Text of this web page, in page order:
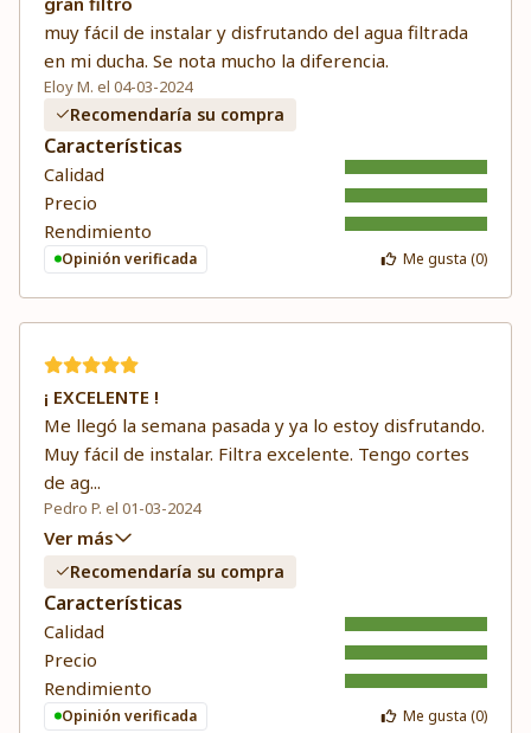
muy fácil de instalar y disfrutando del agua filtrada
en mi ducha. Se nota mucho la diferencia.
Eloy M. el 04-03-2024
Recomendaría su compra
Características
Calidad
Precio
Rendimiento
Opinión verificada Me gusta (0)
¡ EXCELENTE !
Me llegó la semana pasada y ya lo estoy disfrutando.
Muy fácil de instalar. Filtra excelente. Tengo cortes
de ag...
Pedro P. el 01-03-2024
Ver más
Recomendaría su compra
Características
Calidad
Precio
Rendimiento
Opinión verificada Me gusta (0)